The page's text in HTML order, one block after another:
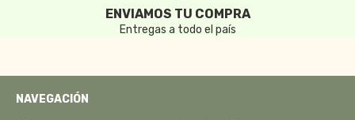
ENVIAMOS TU COMPRA
Entregas a todo el país
NAVEGACIÓN